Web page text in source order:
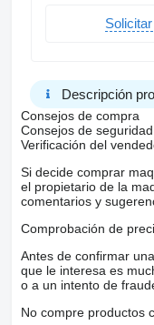
Descripción
Consejos de compra
Consejos de seguridad
Verificación del
Si decide comprar
el propietario de la
comentarios y
Comprobación de
Antes de confirmar
que le interesa es
o a un intento de
No compre productos